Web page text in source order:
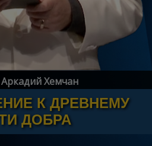
Хемчан
К ДРЕВНЕМУ
ДОБРА
к совершенству
как совершен Отец ваш
(Мф.5:48).
проповедей